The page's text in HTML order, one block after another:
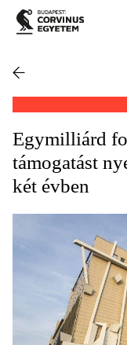
Egymilliárd
támogatást
két évben